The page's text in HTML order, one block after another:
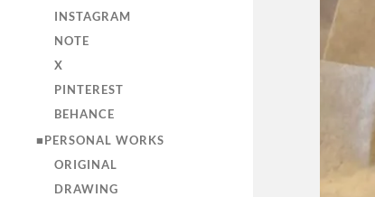
INSTAGRAM
NOTE
X
PINTEREST
BEHANCE
■PERSONAL WORKS
ORIGINAL
DRAWING